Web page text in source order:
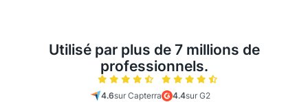
Utilisé par plus de 7 millions de
professionnels.
4.6sur Capterra 4.4sur G2